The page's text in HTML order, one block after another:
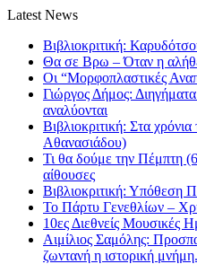
Latest News
Βιβλιοκριτική:
Θα σε Βρω – Όταν η
Οι “Μορφοπλαστικές
Γιώργος Δήμος:
αναλύονται
Βιβλιοκριτική: Στα
Αθανασιάδου)
Τι θα δούμε την Πέμπτη
αίθουσες
Βιβλιοκριτική: Υπόθεση
Το Πάρτυ Γενεθλίων –
10ες Διεθνείς Μουσικές
Αιμίλιος Σαμόλης:
ζωντανή η ιστορική μνήμη.